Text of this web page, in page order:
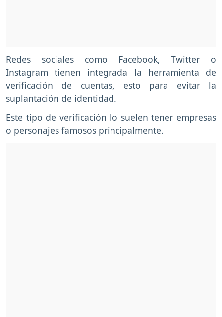
Redes sociales como Facebook, Twitter o
Instagram tienen integrada la herramienta de
verificación de cuentas, esto para evitar la
suplantación de identidad.
Este tipo de verificación lo suelen tener empresas
o personajes famosos principalmente.